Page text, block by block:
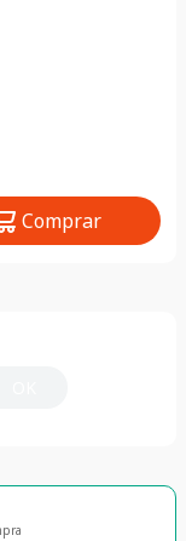
Comprar